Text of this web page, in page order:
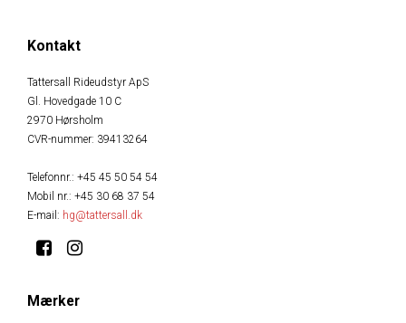
Kontakt
Tattersall Rideudstyr ApS
Gl. Hovedgade 10 C
2970 Hørsholm
CVR-nummer: 39413264
Telefonnr.: +45 45 50 54 54
Mobil nr.: +45 30 68 37 54
E-mail : hg@tattersall.dk
Mærker